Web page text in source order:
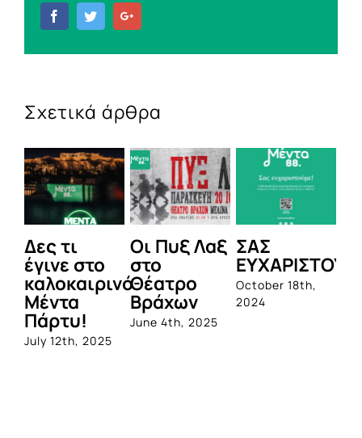
FacebookTwitter
Σχετικά άρθρα
Οι Πυξ Λαξ
στο
Θέατρο
Βράχων
June 4th, 2025
ΣΑΣ
ΕΥΧΑΡΙΣΤΟΥΜΕ!
October 18th,
2024
BIOTIX: Η
1η
σειρά